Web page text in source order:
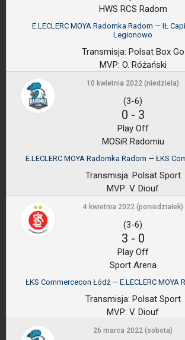
HWS RCS Radom
E.LECLERC MOYA Radomka Radom — IŁ
Legionowo
Transmisja: Polsat Box Go
MVP: O. Różański
10 kwietnia 2022 (niedziela)
(3-6)
0 - 3
Play Off
MOSiR Radomiu
E.LECLERC MOYA Radomka Radom — ŁKS
Transmisja: Polsat Sport
MVP: V. Diouf
4 kwietnia 2022 (poniedziałek)
(3-6)
3 - 0
Play Off
Sport Arena
ŁKS Commercecon Łódź — E.LECLERC MOYA
Transmisja: Polsat Sport
MVP: V. Diouf
26 marca 2022 (sobota)